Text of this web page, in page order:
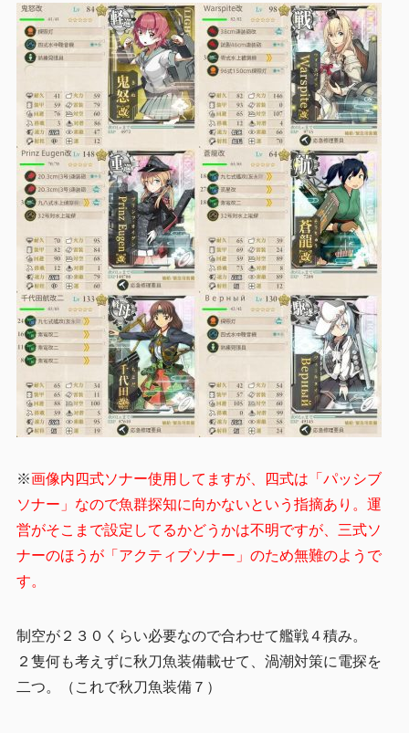
※画像内四式ソナー使用してますが、四式は「パッシブ
ソナー」なので魚群探知に向かないという指摘あり。運
営がそこまで設定してるかどうかは不明ですが、三式ソ
ナーのほうが「アクティブソナー」のため無難のようで
す。
制空が２３０くらい必要なので合わせて艦戦４積み。
２隻何も考えずに秋刀魚装備載せて、渦潮対策に電探を
二つ。（これで秋刀魚装備７）